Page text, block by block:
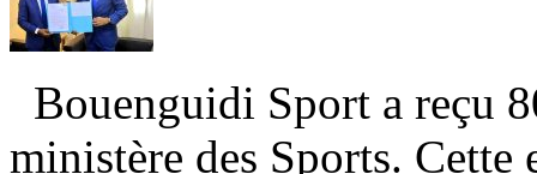
Bouenguidi Sport a reçu
ministère des Sports. Cette